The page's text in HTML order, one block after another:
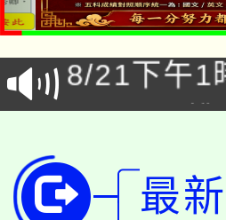
「本色祭
場熱烈登
8/21下午1
徵才活動。
YOUNG桃
局官網。
開!
115年桃
最